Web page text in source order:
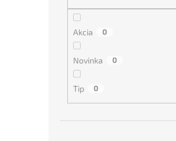
Akcia 0
Novinka 0
Tip 0